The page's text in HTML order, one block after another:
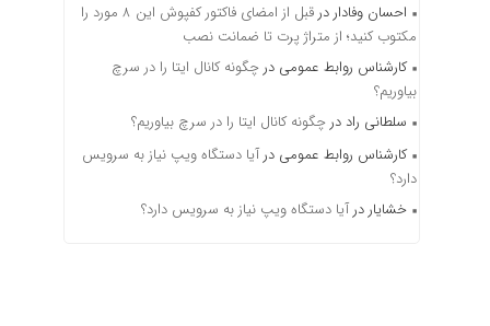
احسان وفادار در
قبل از امضای فاکتور کفپوش این ۸ مورد را
مکتوب کنید؛ از متراژ پرت تا ضمانت نصب
کارشناس روابط عمومی در چگونه کانال ایتا را در سرچ
بیاوریم؟
سلطانی راد در چگونه کانال ایتا را در سرچ بیاوریم؟
کارشناس روابط عمومی در آیا دستگاه ویپ نیاز به سرویس
دارد؟
خشایار در آیا دستگاه ویپ نیاز به سرویس دارد؟